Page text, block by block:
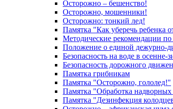
Осторожно – бешенство!
Осторожно, мошенники!
Осторожно: тонкий лед!
Памятка "Как уберечь ребенка
Методические рекомендации по
Положение о единой дежурно-
Безопасность на воде в осенне-
Безопасность дорожного
Памятка грибникам
Памятка "Осторожно, гололед!"
Памятка "Обработка
Памятка "Дезинфекция